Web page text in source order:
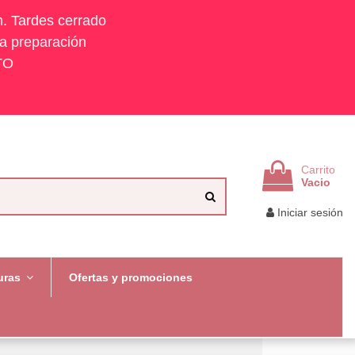
Tardes cerrado
preparación
Carrito
Vacio
Iniciar sesión
Ofertas y promociones